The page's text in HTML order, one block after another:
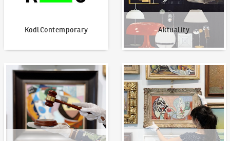
KodlContemporary Aktuality
Jak dražit? Nabídnout dílo